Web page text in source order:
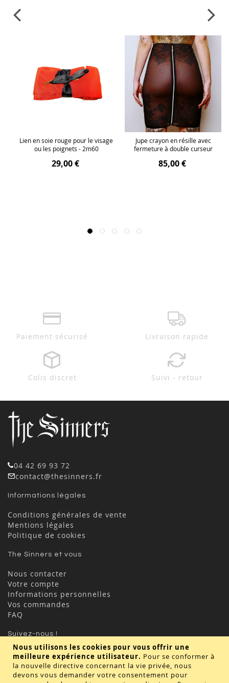
Nous utilisons les cookies pour vous offrir une
meilleure expérience utilisateur. Pour se conformer à
la nouvelle directive concernant la vie privée, nous
devons vous demander votre consentement pour
Lien en soie rouge pour le visage
ou les poignets - 2m60
29,00 €
Jupe crayon en résille avec
fermeture à double curseur
85,00 €
Paiement sécurisé Livraison rapide
Colis discret Suivi - retour
04 42 69 93 72
contact@thesinners.fr
Informations légales
Conditions générales de vente
Mentions légales
Politique de cookies
The Sinners et vous
Nous contacter
Votre compte
Informations personnelles
Vos commandes
FAQ
Suivez-nous !